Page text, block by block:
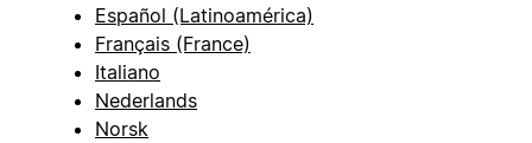
Español (Latinoamérica)
Français (France)
Italiano
Nederlands
Norsk